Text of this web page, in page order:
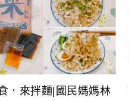
．來拌麵|國民媽媽林